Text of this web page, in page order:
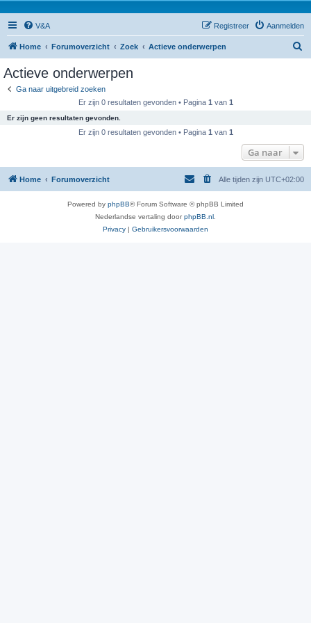
V&A Aanmelden
Registreer
Home Forumoverzicht Zoek Actieve onderwerpen
Actieve onderwerpen
Ga naar uitgebreid zoeken
Er zijn 0 resultaten gevonden • Pagina 1 van 1
Er zijn geen resultaten gevonden.
Er zijn 0 resultaten gevonden • Pagina 1 van 1
Ga naar
Home Forumoverzicht Alle tijden zijn UTC+02:00
Powered by phpBB® Forum Software © phpBB Limited
Nederlandse vertaling doorphpBB.nl
Privacy | Gebruikersvoorwaarden